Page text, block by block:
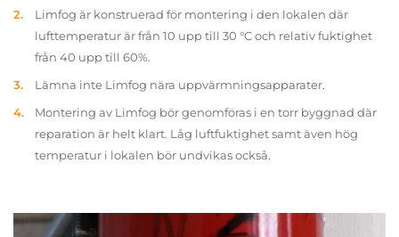
Limfog är konstruerad för montering i den lokalen där
lufttemperatur är från 10 upp till 30 °C och relativ fuktighet
från 40 upp till 60%.
Lämna inte Limfog nära uppvärmningsapparater.
Montering av Limfog bör genomföras i en torr byggnad där
reparation är helt klart. Låg luftfuktighet samt även hög
temperatur i lokalen bör undvikas också.